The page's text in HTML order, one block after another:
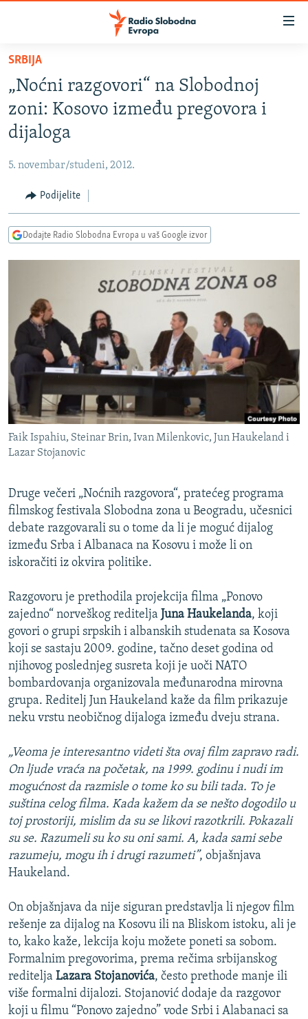
Pređite
glavni
sadržaj
Pređite
na
glavnu
Pređite
na
pretragu
BOSNA I HERCEGOVINA
SRBIJA
KOSOVO
CRNA GORA
VIZUELNO
RAT U UKRAJINI
RSE PRIČE IZ SVIJETA
ISPRIČAJ MI
DNEVNO@RSE
SPECIJALI RSE
VIŠE OD NASLOVA
GENOCID U SREBRENICI
POPLAVE I KLIZIŠTA U BIH 2024.
POST SCRIPTUM
MOJA EVROPA
TRI DECENIJE OD RATA U BIH
NASTANAK I RASPAD JUGOSLAVIJE
PRATITE NAS
SRBIJA
„Noćni razgovori“ na Slobodnoj
zoni: Kosovo između pregovora i
dijaloga
5. novembar/studeni, 2012.
Podijelite
Dodajte Radio Slobodna Evropa u vaš Google izvor
Faik Ispahiu, Steinar Brin, Ivan Milenkovic, Jun Haukeland i
Lazar Stojanovic
Druge večeri „Noćnih razgovora“, pratećeg programa
filmskog festivala Slobodna zona u Beogradu, učesnici
debate razgovarali su o tome da li je moguć dijalog
između Srba i Albanaca na Kosovu i može li on
iskoračiti iz okvira politike.
Razgovoru je prethodila projekcija filma „Ponovo
zajedno“ norveškog reditelja Juna Haukelanda, koji
govori o grupi srpskih i albanskih studenata sa Kosova
koji se sastaju 2009. godine, tačno deset godina od
njihovog poslednjeg susreta koji je uoči NATO
bombardovanja organizovala međunarodna mirovna
grupa. Reditelj Jun Haukeland kaže da film prikazuje
neku vrstu neobičnog dijaloga između dveju strana.
„Veoma je interesantno videti šta ovaj film zapravo radi.
On ljude vraća na početak, na 1999. godinu i nudi im
mogućnost da razmisle o tome ko su bili tada. To je
suština celog filma. Kada kažem da se nešto dogodilo u
toj prostoriji, mislim da su se likovi razotkrili. Pokazali
su se. Razumeli su ko su oni sami. A, kada sami sebe
razumeju, mogu ih i drugi razumeti”, objašnjava
Haukeland.
On objašnjava da nije siguran predstavlja li njegov film
rešenje za dijalog na Kosovu ili na Bliskom istoku, ali je
to, kako kaže, lekcija koju možete poneti sa sobom.
Formalnim pregovorima, prema rečima srbijanskog
reditelja Lazara Stojanovića, često prethode manje ili
više formalni dijalozi. Stojanović dodaje da razgovor
koji u filmu “Ponovo zajedno” vode Srbi i Alabanaci sa